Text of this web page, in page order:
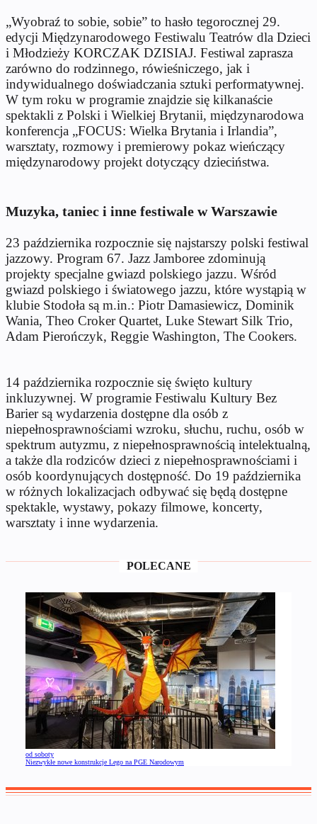
„Wyobraź to sobie, sobie” to hasło tegorocznej 29.
edycji Międzynarodowego Festiwalu Teatrów dla Dzieci
i Młodzieży KORCZAK DZISIAJ. Festiwal zaprasza
zarówno do rodzinnego, rówieśniczego, jak i
indywidualnego doświadczania sztuki performatywnej.
W tym roku w programie znajdzie się kilkanaście
spektakli z Polski i Wielkiej Brytanii, międzynarodowa
konferencja „FOCUS: Wielka Brytania i Irlandia”,
warsztaty, rozmowy i premierowy pokaz wieńczący
międzynarodowy projekt dotyczący dzieciństwa.
Muzyka, taniec i inne festiwale w Warszawie
23 października rozpocznie się najstarszy polski festiwal
jazzowy. Program 67. Jazz Jamboree zdominują
projekty specjalne gwiazd polskiego jazzu. Wśród
gwiazd polskiego i światowego jazzu, które wystąpią w
klubie Stodoła są m.in.: Piotr Damasiewicz, Dominik
Wania, Theo Croker Quartet, Luke Stewart Silk Trio,
Adam Pierończyk, Reggie Washington, The Cookers.
14 października rozpocznie się święto kultury
inkluzywnej. W programie Festiwalu Kultury Bez
Barier są wydarzenia dostępne dla osób z
niepełnosprawnościami wzroku, słuchu, ruchu, osób w
spektrum autyzmu, z niepełnosprawnością intelektualną,
a także dla rodziców dzieci z niepełnosprawnościami i
osób koordynujących dostępność. Do 19 października
w różnych lokalizacjach odbywać się będą dostępne
spektakle, wystawy, pokazy filmowe, koncerty,
warsztaty i inne wydarzenia.
POLECANE
od soboty
Niezwykłe nowe konstrukcje Lego na PGE Narodowym